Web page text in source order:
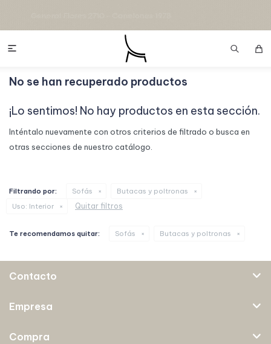

No se han recuperado productos
¡Lo sentimos! No hay productos en esta sección.
Inténtalo nuevamente con otros criterios de filtrado o busca en
otras secciones de nuestro catálogo.
Filtrando por: Sofás
Butacas y poltronas
Uso: Interior Quitar filtros
Te recomendamos quitar: Sofás Butacas y poltronas
Contacto
Empresa
Compra